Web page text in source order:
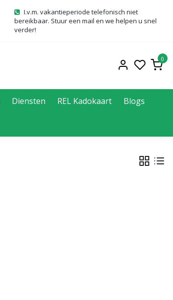
I.v.m. vakantieperiode telefonisch niet
bereikbaar. Stuur een mail en we helpen u snel
verder!
0
Diensten REL Kadokaart Blogs